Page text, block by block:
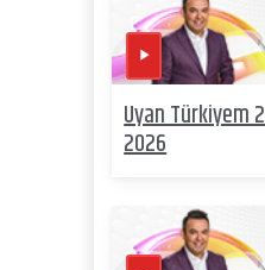
Uyan Türkiyem
2026